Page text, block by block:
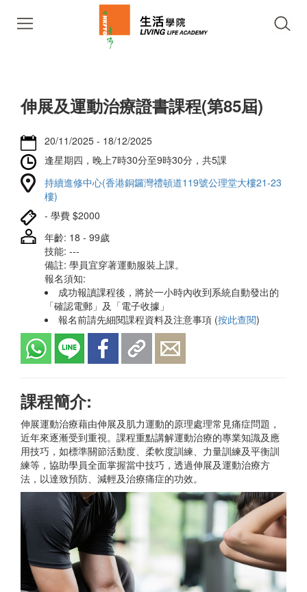
伸展及運動治療證書課程(第85屆)
20/11/2025 - 18/12/2025
逢星期四，晚上7時30分至9時30分，共5課
持續進修中心(香港銅鑼灣禮頓道119號公理堂大樓21-23
樓)
- 學費 $2000
年齡: 18 - 99歲
技能: ---
備註: 學員宜穿著運動服裝上課。
報名須知:
成功報讀課程後，將於一小時內收到系統自動發出的
「確認電郵」及「電子收據」
報名前請先細閱課程資料及注意事項 (按此查閱)
課程簡介:
伸展運動治療藉由伸展及肌力運動的原理處理常見痛症問題，
近年來逐漸受到重視。課程重點講解運動治療的專業知識及應
用技巧，如標準關節活動度、柔軟度訓練、力量訓練及平衡訓
練等，協助學員全面掌握當中技巧，透過伸展及運動治療方
法，以達致預防、減輕及治療痛症的功效。